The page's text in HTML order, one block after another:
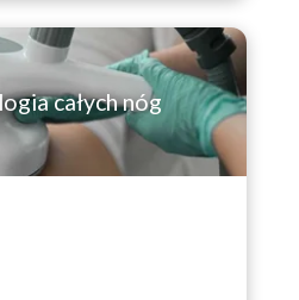
całych nóg